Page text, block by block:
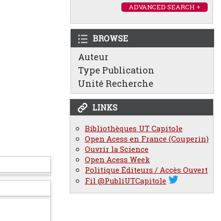
ADVANCED SEARCH +
BROWSE
Auteur
Type Publication
Unité Recherche
LINKS
Bibliothèques UT Capitole
Open Acess en France (Couperin)
Ouvrir la Science
Open Acess Week
Politique Éditeurs / Accès Ouvert
Fil @PubliUTCapitole